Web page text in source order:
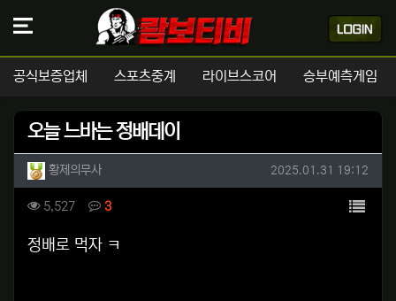
공식보증업체 스포츠중계 라이브스코어 승부예측게임
오늘 느바는 정배데이
작성자 정보
황제의무사작성 작성일
2025.01.31 19:12
컨텐츠 정보
5,527조회 3댓글 목록
본문
정배로 먹자 ㅋ